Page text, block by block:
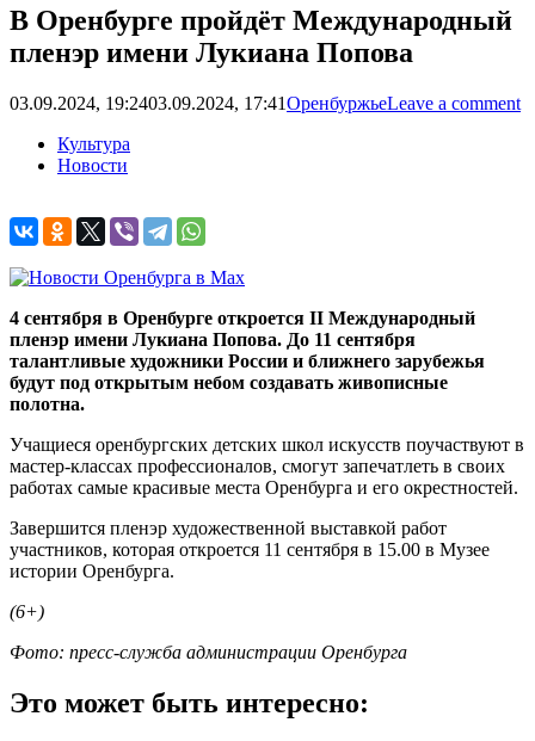
В Оренбурге пройдёт Международный
пленэр имени Лукиана Попова
03.09.2024, 19:2403.09.2024, 17:41ОренбуржьеLeave a comment
Культура
Новости
4 сентября в Оренбурге откроется II Международный
пленэр имени Лукиана Попова. До 11 сентября
талантливые художники России и ближнего зарубежья
будут под открытым небом создавать живописные
полотна.
Учащиеся оренбургских детских школ искусств поучаствуют в
мастер-классах профессионалов, смогут запечатлеть в своих
работах самые красивые места Оренбурга и его окрестностей.
Завершится пленэр художественной выставкой работ
участников, которая откроется 11 сентября в 15.00 в Музее
истории Оренбурга.
(6+)
Фото: пресс-служба администрации Оренбурга
Это может быть интересно: